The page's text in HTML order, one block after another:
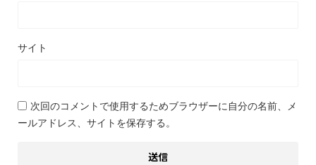
サイト
次回のコメントで使用するためブラウザーに自分の名前、メ
ールアドレス、サイトを保存する。